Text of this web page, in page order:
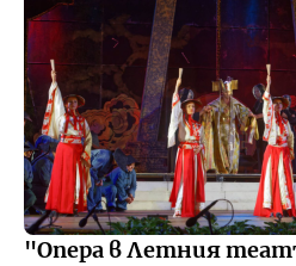
"Опера в Летния